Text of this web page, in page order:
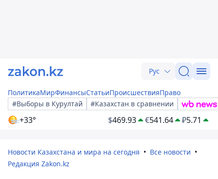
Рус
ПолитикаМирФинансыСтатьиПроисшествияПраво
#Выборы в Курултай
#Казахстан в сравнении
+33° $469.93 €541.64 ₽5.71
Новости Казахстана и мира на сегодня
Все новости
Редакция Zakon.kz